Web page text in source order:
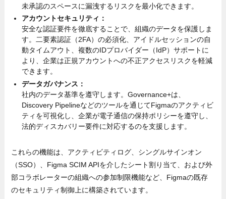
未承認のスペースに漏洩するリスクを最小化できます。
アカウントセキュリティ：
安全な認証要件を徹底することで、組織のデータを保護しま
す。二要素認証（2FA）の必須化、アイドルセッションの自
動タイムアウト、複数のIDプロバイダー（IdP）サポートに
より、企業は正規アカウントへの不正アクセスリスクを軽減
できます。
データガバナンス：
社内のデータ基準を遵守します。Governance+は、
Discovery Pipelineなどのツールを通じてFigmaのアクティビ
ティを可視化し、企業が電子通信の保持ポリシーを遵守し、
法的ディスカバリー要件に対応するのを支援します。
これらの機能は、アクティビティログ、シングルサインオン
（SSO）、Figma SCIM APIを介したシート割り当て、および外
部コラボレーターの組織への参加制限機能など、Figmaの既存
のセキュリティ制御上に構築されています。